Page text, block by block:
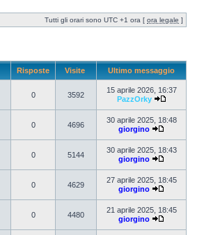
Tutti gli orari sono UTC +1 ora [ ora legale ]
Risposte Visite Ultimo messaggio
0 3592
15 aprile 2026, 16:37
PazzOrky
0 4696
30 aprile 2025, 18:48
giorgino
0 5144
30 aprile 2025, 18:43
giorgino
0 4629
27 aprile 2025, 18:45
giorgino
0 4480
21 aprile 2025, 18:45
giorgino